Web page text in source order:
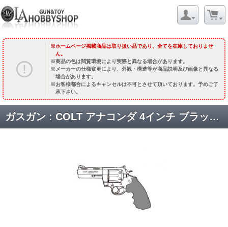
ホームページ掲載商品は取り扱い品であり、全てを在庫しておりませ
ん。
商品の色は閲覧環境により実際と異なる場合があります。
メーカーの仕様変更により、外観・構造等が商品説明及び画像と異なる
場合があります。
お客様都合によるキャンセルは不可とさせて頂いております。予めご了
承下さい。
ガスガン : COLT アナコンダ 4インチ ブラックヘビーウェイト【HOGUEタイプグリップ】 [品切中.再生産待ち]